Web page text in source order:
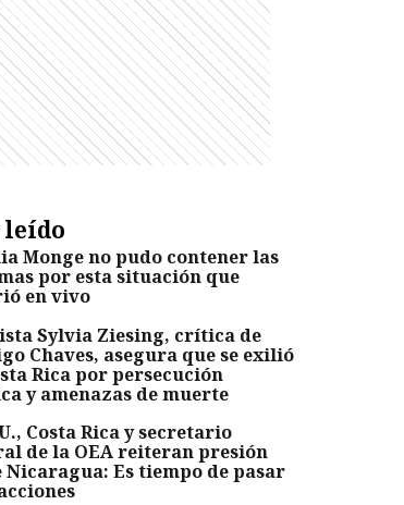
leído
Monge no pudo contener las
por esta situación que
en vivo
Sylvia Ziesing, crítica de
Chaves, asegura que se exilió
Rica por persecución
y amenazas de muerte
Costa Rica y secretario
de la OEA reiteran presión
Nicaragua: Es tiempo de pasar